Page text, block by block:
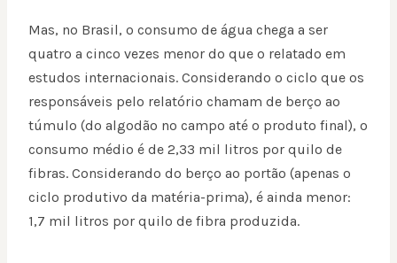
Mas, no Brasil, o consumo de água chega a ser
quatro a cinco vezes menor do que o relatado em
estudos internacionais. Considerando o ciclo que os
responsáveis pelo relatório chamam de berço ao
túmulo (do algodão no campo até o produto final), o
consumo médio é de 2,33 mil litros por quilo de
fibras. Considerando do berço ao portão (apenas o
ciclo produtivo da matéria-prima), é ainda menor:
1,7 mil litros por quilo de fibra produzida.